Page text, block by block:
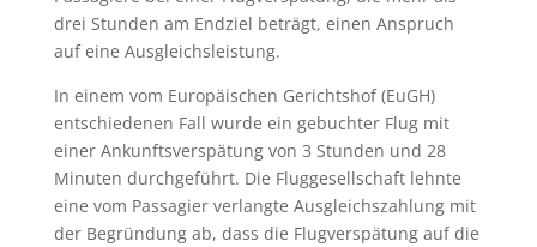
drei Stunden am Endziel beträgt, einen Anspruch
auf eine Ausgleichsleistung.
In einem vom Europäischen Gerichtshof (EuGH)
entschiedenen Fall wurde ein gebuchter Flug mit
einer Ankunftsverspätung von 3 Stunden und 28
Minuten durchgeführt. Die Fluggesellschaft lehnte
eine vom Passagier verlangte Ausgleichszahlung mit
der Begründung ab, dass die Flugverspätung auf die